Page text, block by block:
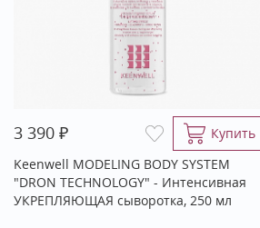
3 390 ₽
Купить
Keenwell MODELING BODY SYSTEM
"DRON TECHNOLOGY" - Интенсивная
УКРЕПЛЯЮЩАЯ сыворотка, 250 мл